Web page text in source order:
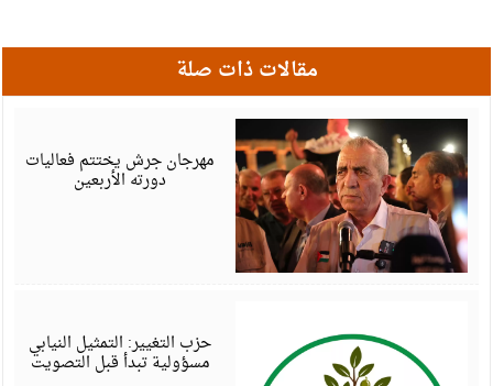
مقالات ذات صلة
مهرجان جرش يختتم فعاليات
دورته الأربعين
حزب التغيير: التمثيل النيابي
مسؤولية تبدأ قبل التصويت